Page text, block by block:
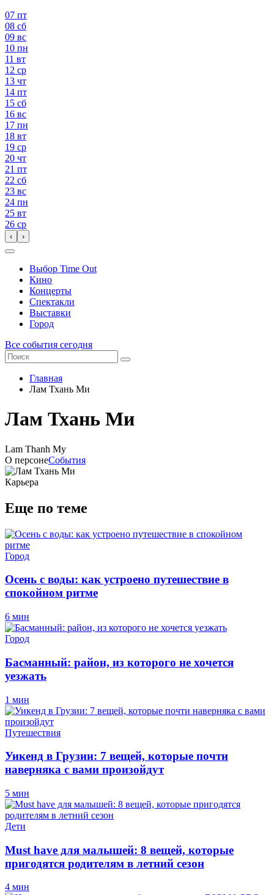
07 пт
08 сб
09 вс
10 пн
11 вт
12 ср
13 чт
14 пт
15 сб
16 вс
17 пн
18 вт
19 ср
20 чт
21 пт
22 сб
23 вс
24 пн
25 вт
26 ср
‹ ›
Выбор Time Out
Кино
Концерты
Спектакли
Выставки
Город
Все события сегодня
Главная
Лам Тхань Ми
Лам Тхань Ми
Lam Thanh My
О персонеСобытия
Карьера
Еще по теме
Город
Осень с воды: как устроено путешествие в
спокойном ритме
6 мин
Город
Басманный: район, из которого не хочется
уезжать
1 мин
Путешествия
Уикенд в Грузии: 7 вещей, которые почти
наверняка с вами произойдут
5 мин
Дети
Must have для малышей: 8 вещей, которые
пригодятся родителям в летний сезон
4 мин